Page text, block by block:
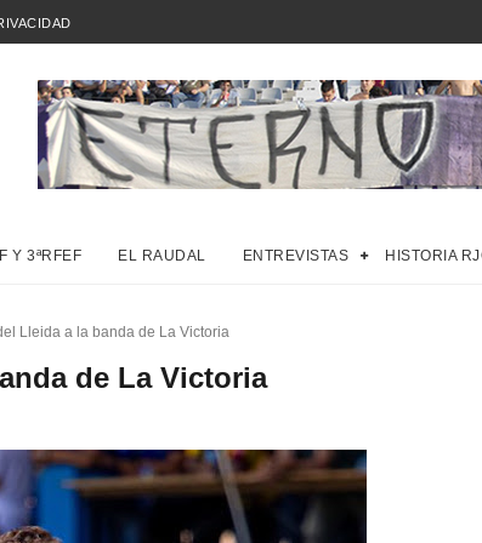
Y 3ªRFEF EL RAUDAL ENTREVISTAS HISTORIA
Lleida a la banda de La Victoria
de La Victoria